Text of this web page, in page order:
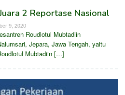
2 Reportase Nasional
9, 2020
Roudlotul Mubtadiin
Jepara, Jawa Tengah, yaitu
Mubtadiin […]